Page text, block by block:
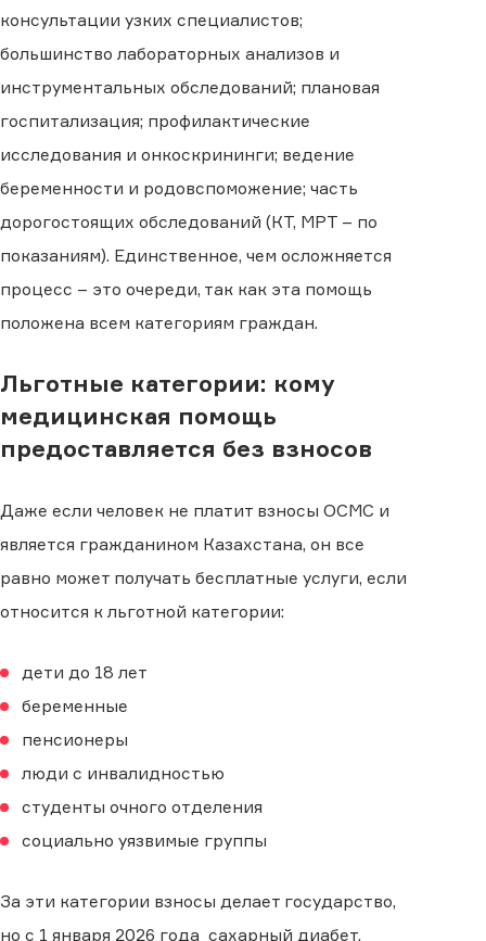
консультации узких специалистов;
большинство лабораторных анализов и
инструментальных обследований; плановая
госпитализация; профилактические
исследования и онкоскрининги; ведение
беременности и родовспоможение; часть
дорогостоящих обследований (КТ, МРТ – по
показаниям). Единственное, чем осложняется
процесс – это очереди, так как эта помощь
положена всем категориям граждан.
Льготные категории: кому
медицинская помощь
предоставляется без взносов
Даже если человек не платит взносы ОСМС и
является гражданином Казахстана, он все
равно может получать бесплатные услуги, если
относится к льготной категории:
дети до 18 лет
беременные
пенсионеры
люди с инвалидностью
студенты очного отделения
социально уязвимые группы
За эти категории взносы делает государство,
но с 1 января 2026 года сахарный диабет,